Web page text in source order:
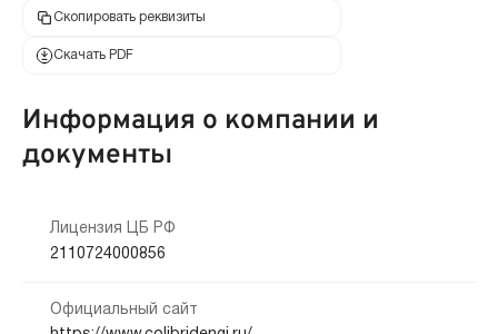
Скопировать реквизиты
Скачать PDF
Информация о компании и
документы
Лицензия ЦБ РФ
2110724000856
Официальный сайт